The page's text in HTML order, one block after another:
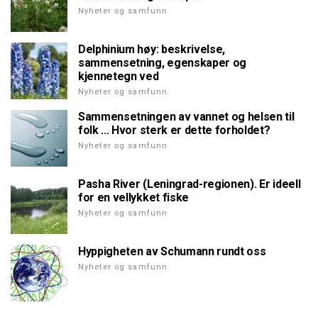
Nyheter og samfunn
Delphinium høy: beskrivelse,
sammensetning, egenskaper og
kjennetegn ved
Nyheter og samfunn
Sammensetningen av vannet og helsen til
folk ... Hvor sterk er dette forholdet?
Nyheter og samfunn
Pasha River (Leningrad-regionen). Er ideell
for en vellykket fiske
Nyheter og samfunn
Hyppigheten av Schumann rundt oss
Nyheter og samfunn